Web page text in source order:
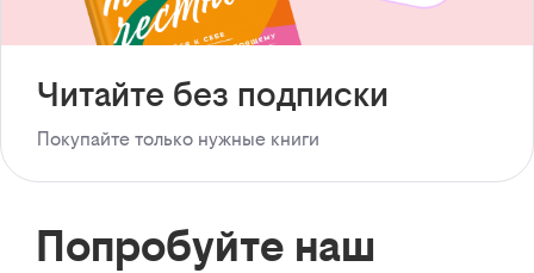
Читайте без подписки
Покупайте только нужные книги
Попробуйте наш